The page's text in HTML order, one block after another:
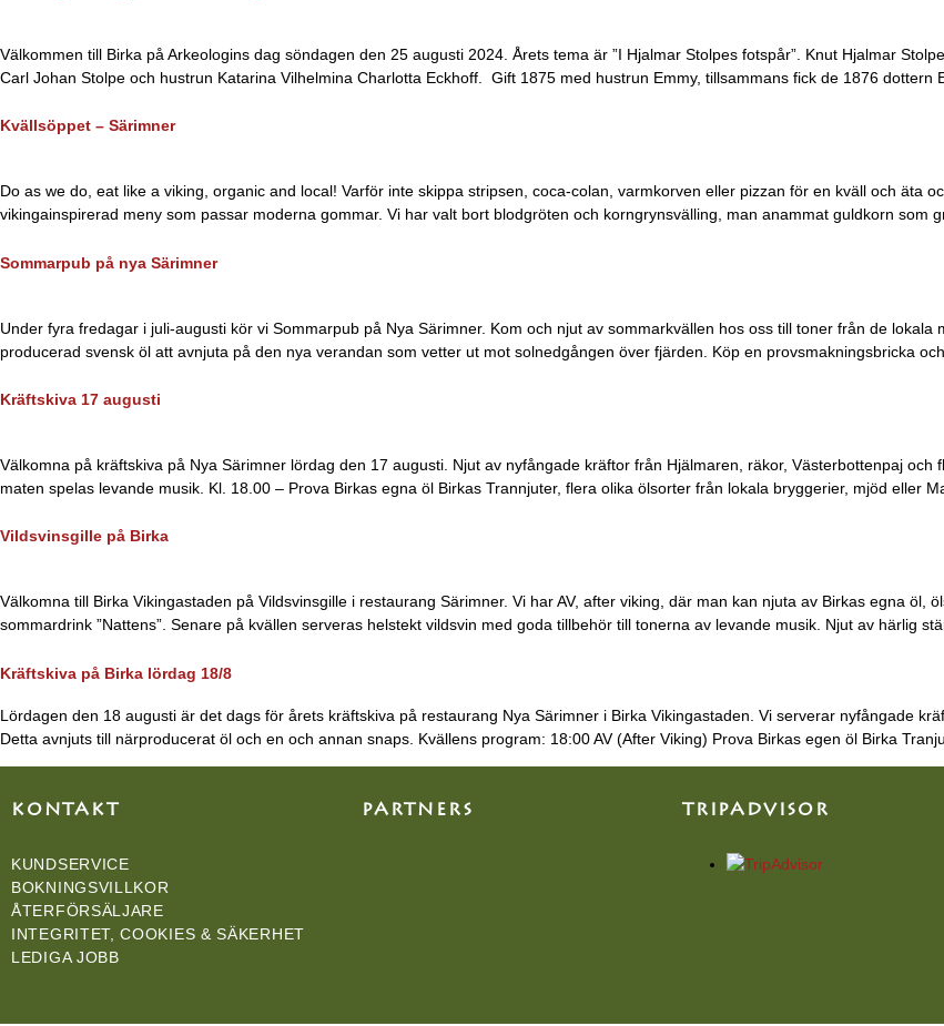
Välkommen till Birka på Arkeologins dag söndagen den 25 augusti 2024. Årets tema är ”I Hjalmar Stolpes fotspår”. Knut Hjalmar
Carl Johan Stolpe och hustrun Katarina Vilhelmina Charlotta Eckhoff. Gift 1875 med hustrun Emmy, tillsammans fick de 1876
Kvällsöppet – Särimner
Do as we do, eat like a viking, organic and local! Varför inte skippa stripsen, coca-colan, varmkorven eller pizzan för en kväll och äta
vikingainspirerad meny som passar moderna gommar. Vi har valt bort blodgröten och korngrynsvälling, man anammat guldkorn som
Sommarpub på nya Särimner
Under fyra fredagar i juli-augusti kör vi Sommarpub på Nya Särimner. Kom och njut av sommarkvällen hos oss till toner från de
producerad svensk öl att avnjuta på den nya verandan som vetter ut mot solnedgången över fjärden. Köp en provsmakningsbricka
Kräftskiva 17 augusti
Välkomna på kräftskiva på Nya Särimner lördag den 17 augusti. Njut av nyfångade kräftor från Hjälmaren, räkor, Västerbottenpaj
maten spelas levande musik. Kl. 18.00 – Prova Birkas egna öl Birkas Trannjuter, flera olika ölsorter från lokala bryggerier, mjöd eller
Vildsvinsgille på Birka
Välkomna till Birka Vikingastaden på Vildsvinsgille i restaurang Särimner. Vi har AV, after viking, där man kan njuta av Birkas egna öl,
sommardrink ”Nattens”. Senare på kvällen serveras helstekt vildsvin med goda tillbehör till tonerna av levande musik. Njut av härlig
Kräftskiva på Birka lördag 18/8
Lördagen den 18 augusti är det dags för årets kräftskiva på restaurang Nya Särimner i Birka Vikingastaden. Vi serverar nyfångade
Detta avnjuts till närproducerat öl och en och annan snaps. Kvällens program: 18:00 AV (After Viking) Prova Birkas egen öl Birka
KONTAKT
KUNDSERVICE
BOKNINGSVILLKOR
ÅTERFÖRSÄLJARE
INTEGRITET, COOKIES & SÄKERHET
LEDIGA JOBB
PARTNERS TRIPADVISOR